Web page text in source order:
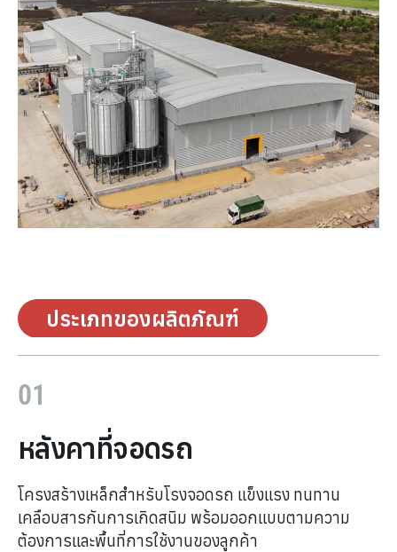
ประเภทของผลิตภัณฑ์
01
หลังคาที่จอดรถ
โครงสร้างเหล็กสำหรับโรงจอดรถ แข็งแรง ทนทาน
เคลือบสารกันการเกิดสนิม พร้อมออกแบบตามความ
ต้องการและพื้นที่การใช้งานของลูกค้า